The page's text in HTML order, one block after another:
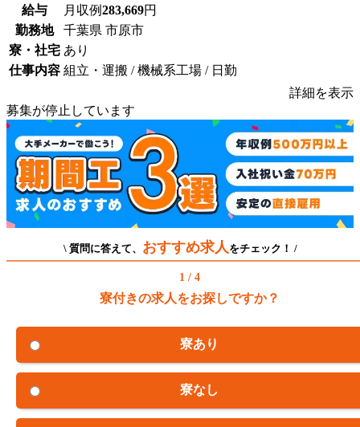
給与 月収例283,669円
勤務地
千葉県 市原市
寮・社宅 あり
仕事内容 組立・運搬 / 機械系工場 / 日勤
詳細を表示
募集が停止しています
\ 質問に答えて、 おすすめ求人 をチェック！ /
1 / 4
寮付きの求人をお探しですか？
寮あり
寮なし